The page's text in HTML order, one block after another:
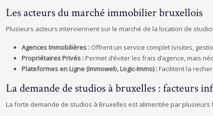
Les acteurs du marché immobilier bruxellois
Plusieurs acteurs interviennent sur le marché de la location de
Agences Immobilières : Offrent un service complet (visites,
Propriétaires Privés :Permet d’éviter les frais d’agence, mais
Plateformes en Ligne (Immoweb, Logic-Immo) :Facilitent la
La demande de studios à bruxelles : facteurs
La forte demande de studios à Bruxelles est alimentée par plusieurs